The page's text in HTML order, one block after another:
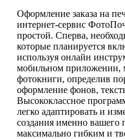
Оформление заказа на
интернет-сервис
простой. Сперва,
которые планируется
используя онлайн
мобильном приложении,
фотокниги, определив
оформление фонов,
Высококлассное
легко адаптировать и
создания именно вашего
максимально гибким и